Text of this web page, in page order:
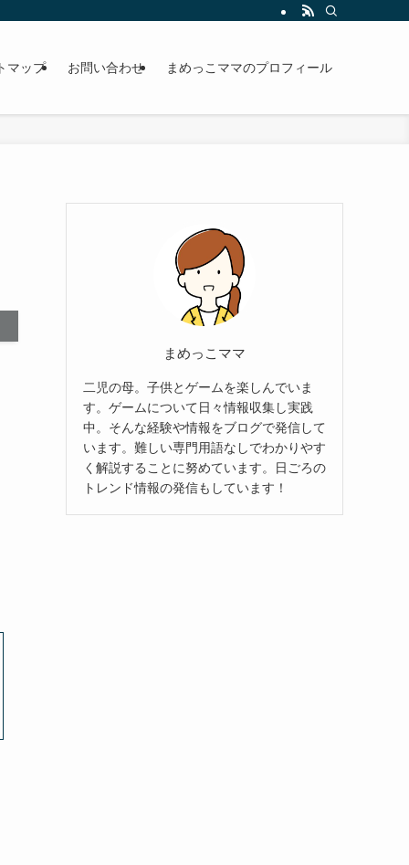
マップ お問い合わせ まめっこママのプロフィール
まめっこママ
二児の母。子供とゲームを楽しんでいま
す。ゲームについて日々情報収集し実践
中。そんな経験や情報をブログで発信して
います。難しい専門用語なしでわかりやす
く解説することに努めています。日ごろの
トレンド情報の発信もしています！